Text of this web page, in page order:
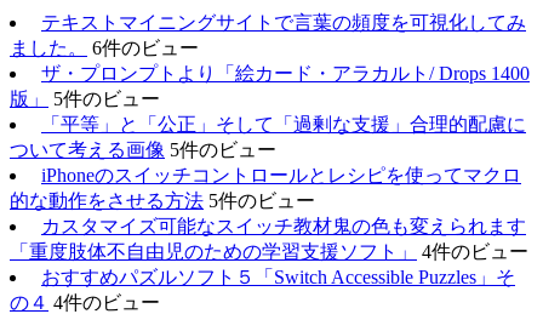
テキストマイニングサイトで言葉の頻度を可視化してみ
ました。
6件のビュー
ザ・プロンプトより「絵カード・アラカルト/ Drops 1400
版」
5件のビュー
「平等」と「公正」そして「過剰な支援」合理的配慮に
ついて考える画像 5件のビュー
iPhoneのスイッチコントロールとレシピを使ってマクロ
的な動作をさせる方法 5件のビュー
カスタマイズ可能なスイッチ教材鬼の色も変えられます
「重度肢体不自由児のための学習支援ソフト」
4件のビュー
おすすめパズルソフト５「Switch Accessible Puzzles」そ
の４ 4件のビュー